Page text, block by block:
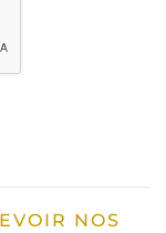
NOS